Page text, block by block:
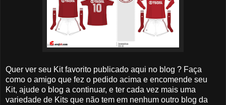
Quer ver seu Kit favorito publicado aqui no blog ? Faça
como o amigo que fez o pedido acima e encomende seu
Kit, ajude o blog a continuar, e ter cada vez mais uma
variedade de Kits que não tem em nenhum outro blog da